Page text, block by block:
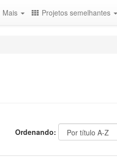
Mais Projetos semelhantes
Ordenando: